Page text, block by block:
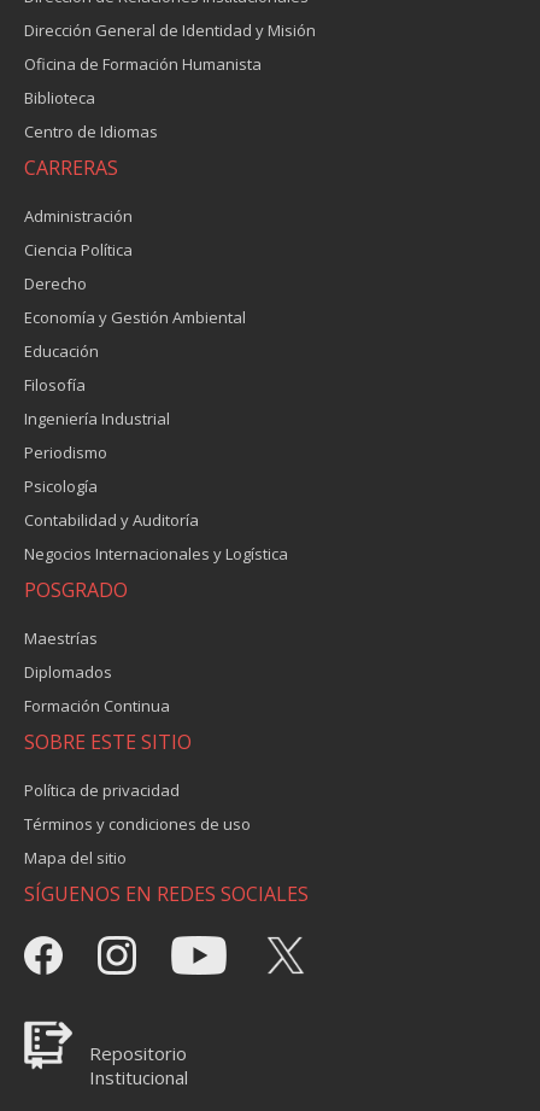
Dirección General de Identidad y Misión
Oficina de Formación Humanista
Biblioteca
Centro de Idiomas
CARRERAS
Administración
Ciencia Política
Derecho
Economía y Gestión Ambiental
Educación
Filosofía
Ingeniería Industrial
Periodismo
Psicología
Contabilidad y Auditoría
Negocios Internacionales y Logística
POSGRADO
Maestrías
Diplomados
Formación Continua
SOBRE ESTE SITIO
Política de privacidad
Términos y condiciones de uso
Mapa del sitio
SÍGUENOS EN REDES SOCIALES
Repositorio
Institucional